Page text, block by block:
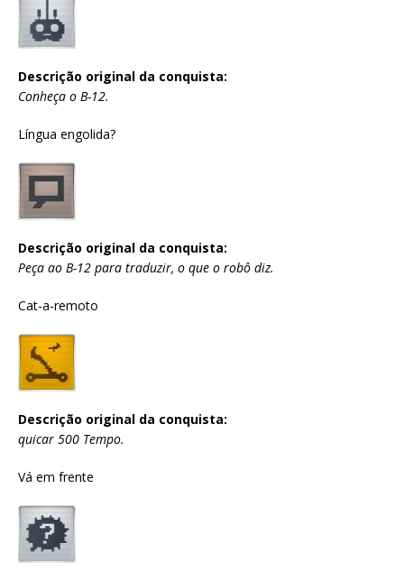
Descrição original da conquista:
Conheça o B-12.
Língua engolida?
Descrição original da conquista:
Peça ao B-12 para traduzir, o que o robô diz.
Cat-a-remoto
Descrição original da conquista:
quicar 500 Tempo.
Vá em frente